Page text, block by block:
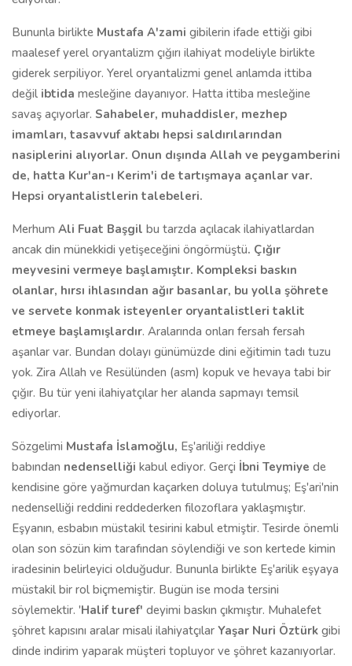
Bununla birlikte Mustafa A'zami gibilerin ifade ettiği gibi
maalesef yerel oryantalizm çığırı ilahiyat modeliyle birlikte
giderek serpiliyor. Yerel oryantalizmi genel anlamda ittiba
değil ibtida mesleğine dayanıyor. Hatta ittiba mesleğine
savaş açıyorlar. Sahabeler, muhaddisler, mezhep
imamları, tasavvuf aktabı hepsi saldırılarından
nasiplerini alıyorlar. Onun dışında Allah ve peygamberini
de, hatta Kur'an-ı Kerim'i de tartışmaya açanlar var.
Hepsi oryantalistlerin talebeleri.
Merhum Ali Fuat Başgil bu tarzda açılacak ilahiyatlardan
ancak din münekkidi yetişeceğini öngörmüştü. Çığır
meyvesini vermeye başlamıştır. Kompleksi baskın
olanlar, hırsı ihlasından ağır basanlar, bu yolla şöhrete
ve servete konmak isteyenler oryantalistleri taklit
etmeye başlamışlardır. Aralarında onları fersah fersah
aşanlar var. Bundan dolayı günümüzde dini eğitimin tadı tuzu
yok. Zira Allah ve Resülünden (asm) kopuk ve hevaya tabi bir
çığır. Bu tür yeni ilahiyatçılar her alanda sapmayı temsil
ediyorlar.
Sözgelimi Mustafa İslamoğlu, Eş'ariliği reddiye
babından nedenselliği kabul ediyor. Gerçi İbni Teymiye de
kendisine göre yağmurdan kaçarken doluya tutulmuş; Eş'ari'nin
nedenselliği reddini reddederken filozoflara yaklaşmıştır.
Eşyanın, esbabın müstakil tesirini kabul etmiştir. Tesirde önemli
olan son sözün kim tarafından söylendiği ve son kertede kimin
iradesinin belirleyici olduğudur. Bununla birlikte Eş'arilik eşyaya
müstakil bir rol biçmemiştir. Bugün ise moda tersini
söylemektir. 'Halif turef' deyimi baskın çıkmıştır. Muhalefet
şöhret kapısını aralar misali ilahiyatçılar Yaşar Nuri Öztürk gibi
dinde indirim yaparak müşteri topluyor ve şöhret kazanıyorlar.